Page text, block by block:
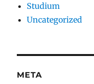
Studium
Uncategorized
META